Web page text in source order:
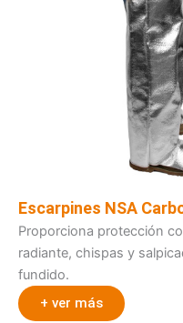
Escarpines NSA
Proporciona protección
radiante, chispas y
fundido.
+ ver más